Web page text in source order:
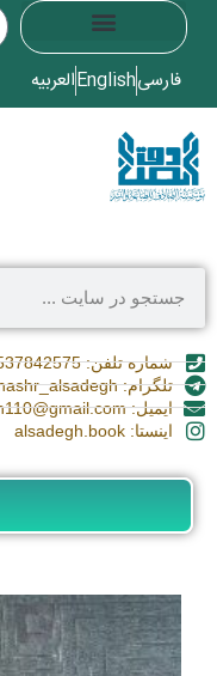
فارسیEnglishالعربیه
شماره تلفن: 02537842575
تلگرام: nashr_alsadegh@
ایمیل: alsadegh110@gmail.com
اینستا: alsadegh.book